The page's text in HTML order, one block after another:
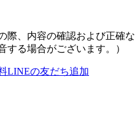
際、内容の確認および正確な
する場合がございます。）
LINEの友だち追加